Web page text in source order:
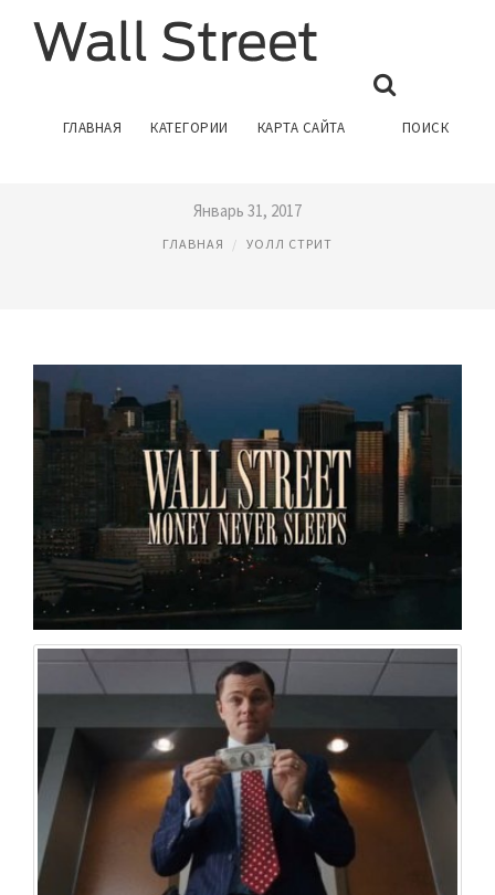
ГЛАВНАЯ КАТЕГОРИИ КАРТА САЙТА ПОИСК
УОЛЛ СТРИТ ДЕНЬГИ НЕ
Январь 31, 2017
ГЛАВНАЯ УОЛЛ СТРИТ